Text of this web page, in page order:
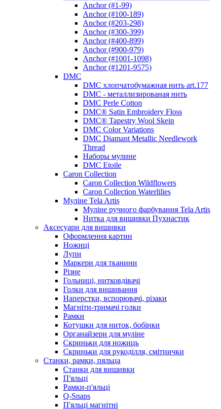
Anchor (#1-99)
Anchor (#100-189)
Anchor (#203-298)
Anchor (#300-399)
Anchor (#400-899)
Anchor (#900-979)
Anchor (#1001-1098)
Anchor (#1201-9575)
DMC
DMC хлопчатобумажная нить art.177
DMC - металлизированая нить
DMC Perle Cotton
DMC® Satin Embroidery Floss
DMC® Tapestry Wool Skein
DMC Color Variations
DMC Diamant Metallic Needlework
Thread
Наборы мулине
DMC Etoile
Caron Collection
Caron Collection Wildflowers
Caron Collection Waterlilies
Муліне Tela Artis
Муліне ручного фарбування Tela Artis
Нитка для вишивки Пухнастик
Аксесуари для вишивки
Оформлення картин
Ножиці
Лупи
Маркери для тканини
Різне
Гольниці, нитковдівачі
Голки для вишивання
Наперстки, вспорювачі, різаки
Магніти-тримачі голки
Рамки
Котушки для ниток, бобінки
Органайзери для муліне
Скриньки для ножиць
Скриньки для рукоділля, смітнички
Станки, рамки, пяльца
Станки для вишивки
П'яльці
Рамки-п'яльці
Q-Snaps
П'яльці магнітні